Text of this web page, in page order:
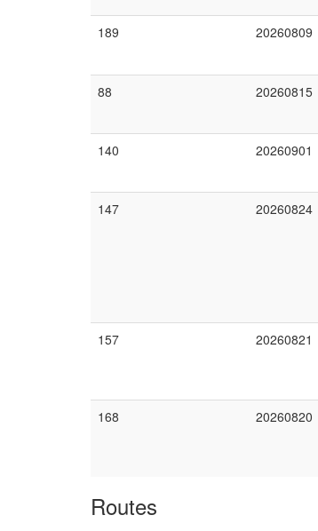
189 20260809
88 20260815
140 20260901
147 20260824
157 20260821
168 20260820
Routes